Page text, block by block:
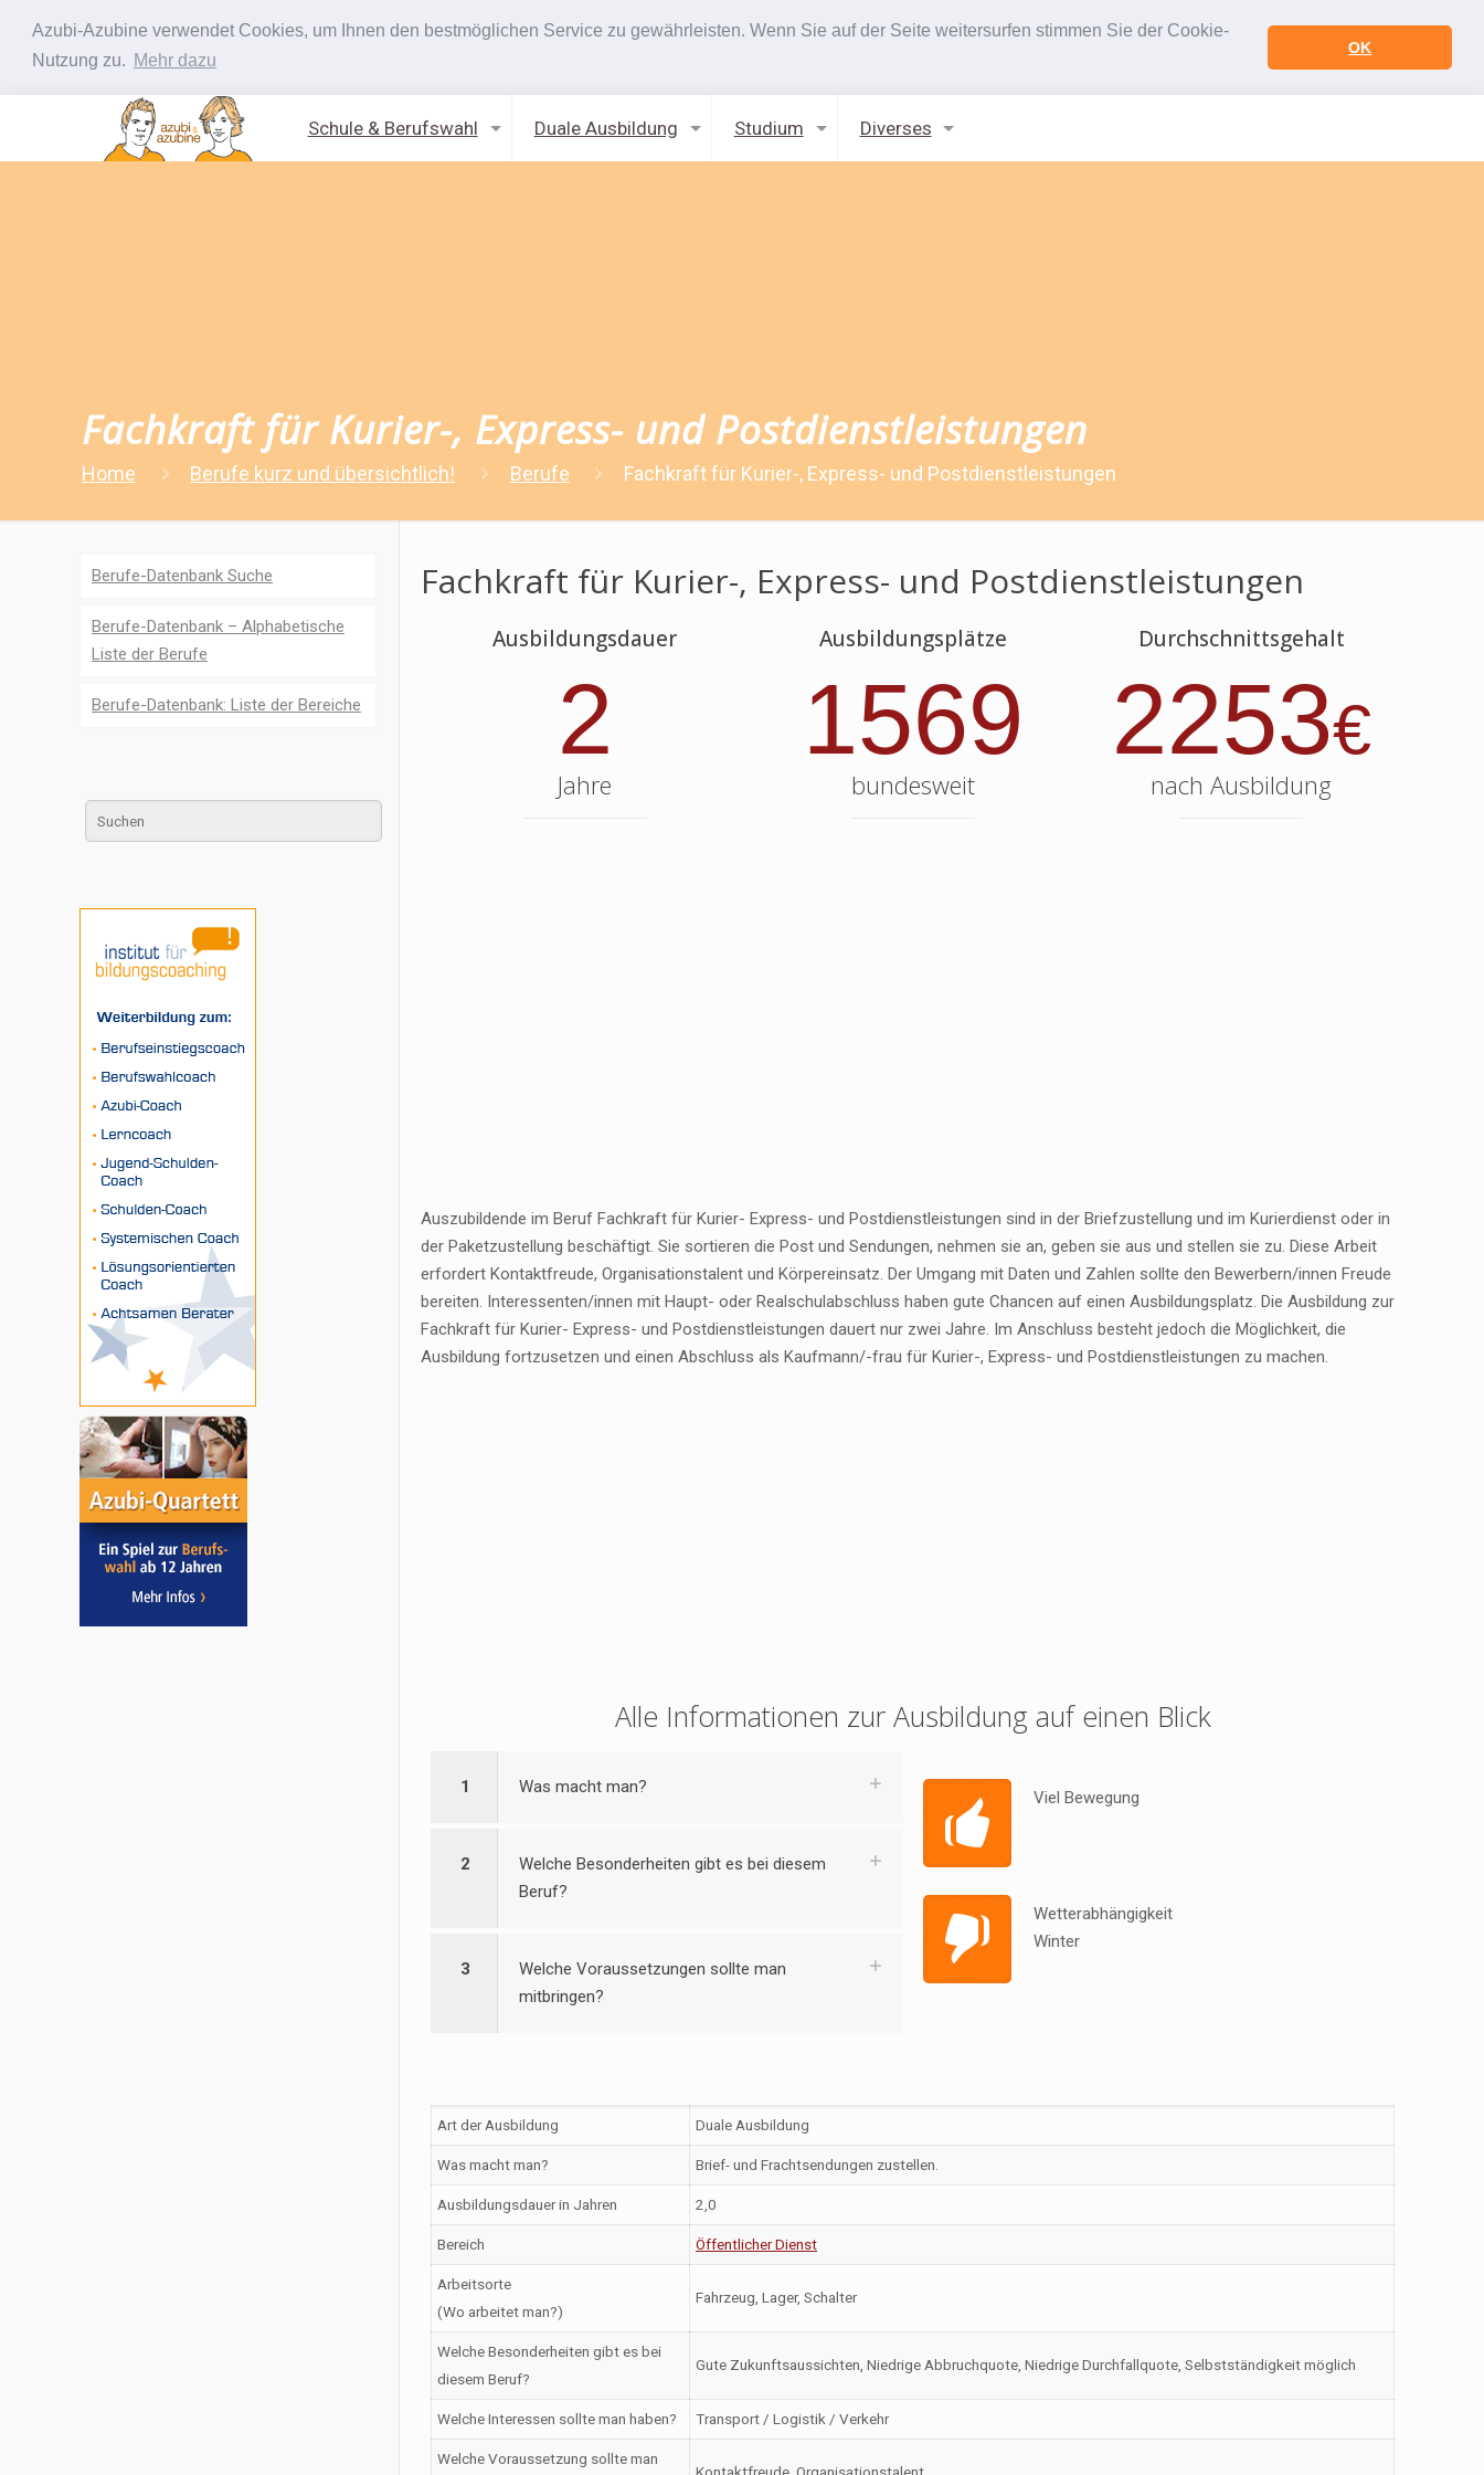
Azubi-Azubine verwendet Cookies, um Ihnen den bestmöglichen Service zu gewährleisten. Wenn Sie auf der Seite weitersurfen stimmen Sie der Cookie-
Nutzung zu. Mehr dazu
OK
Schule & Berufswahl Duale Ausbildung Studium Diverses
Fachkraft für Kurier-, Express- und Postdienstleistungen
Home Berufe kurz und übersichtlich! Berufe Fachkraft für Kurier-, Express- und Postdienstleistungen
Fachkraft für Kurier-, Express- und Postdienstleistungen
Ausbildungsdauer
2
Jahre
Ausbildungsplätze
1569
bundesweit
Durchschnittsgehalt
2253€
nach Ausbildung
Auszubildende im Beruf Fachkraft für Kurier- Express- und Postdienstleistungen sind in der Briefzustellung und im Kurierdienst oder in
der Paketzustellung beschäftigt. Sie sortieren die Post und Sendungen, nehmen sie an, geben sie aus und stellen sie zu. Diese Arbeit
erfordert Kontaktfreude, Organisationstalent und Körpereinsatz. Der Umgang mit Daten und Zahlen sollte den Bewerbern/innen Freude
bereiten. Interessenten/innen mit Haupt- oder Realschulabschluss haben gute Chancen auf einen Ausbildungsplatz. Die Ausbildung zur
Fachkraft für Kurier- Express- und Postdienstleistungen dauert nur zwei Jahre. Im Anschluss besteht jedoch die Möglichkeit, die
Ausbildung fortzusetzen und einen Abschluss als Kaufmann/-frau für Kurier-, Express- und Postdienstleistungen zu machen.
Alle Informationen zur Ausbildung auf einen Blick
1 Was macht man?
2
Welche Besonderheiten gibt es bei diesem
Beruf?
3
Welche Voraussetzungen sollte man
mitbringen?
Viel Bewegung
Wetterabhängigkeit
Winter
Art der Ausbildung Duale Ausbildung
Was macht man? Brief- und Frachtsendungen zustellen.
Ausbildungsdauer in Jahren 2,0
Bereich Öffentlicher Dienst
Arbeitsorte
(Wo arbeitet man?)
Fahrzeug, Lager, Schalter
Welche Besonderheiten gibt es bei
diesem Beruf?
Gute Zukunftsaussichten, Niedrige Abbruchquote, Niedrige Durchfallquote, Selbstständigkeit möglich
Welche Interessen sollte man haben? Transport / Logistik / Verkehr
Welche Voraussetzung sollte man
Berufe-Datenbank Suche
Berufe-Datenbank – Alphabetische
Liste der Berufe
Berufe-Datenbank: Liste der Bereiche